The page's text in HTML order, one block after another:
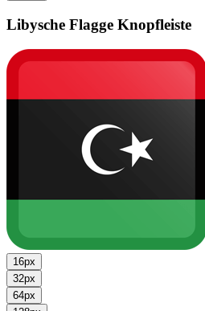
Libysche Flagge Knopfleiste
16px
32px
64px